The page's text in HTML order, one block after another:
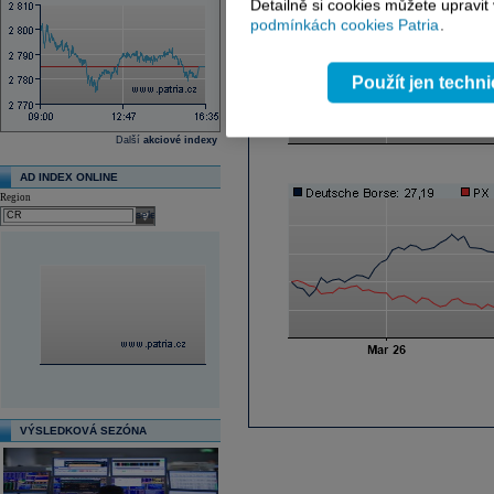
Další akciové indexy
AD INDEX ONLINE
Region
select
VÝSLEDKOVÁ SEZÓNA
Detailně si cookies můžete
podmínkách cookies Patria.
Použít jen